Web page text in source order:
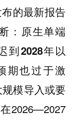
的最新报告
： 原生单端
到2028年以
期也过于激
规模导入或要
2026—2027